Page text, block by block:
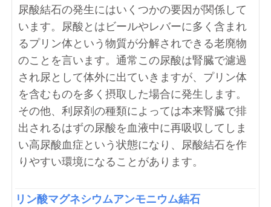
尿酸結石の発生にはいくつかの要因が関係して
います。尿酸とはビールやレバーに多く含まれ
るプリン体という物質が分解されできる老廃物
のことを言います。通常この尿酸は腎臓で濾過
され尿として体外に出ていきますが、プリン体
を含むものを多く摂取した場合に発生します。
その他、利尿剤の種類によっては本来腎臓で排
出されるはずの尿酸を血液中に再吸収してしま
い高尿酸血症という状態になり、尿酸結石を作
りやすい環境になることがあります。
リン酸マグネシウムアンモニウム結石